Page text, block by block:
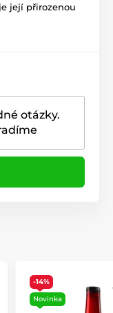
její přirozenou
otázky.
-14%
Novinka